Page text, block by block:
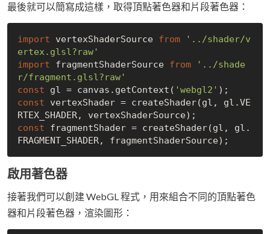
最後就可以簡寫成這樣，取得頂點著色器和片段著色器：
import vertexShaderSource from
'../shader/v
ertex.glsl?raw'
import fragmentShaderSource from
'../shade
r/fragment.glsl?raw'
const gl = canvas.getContext( 'webgl2'
const vertexShader = createShader(gl, gl.VE
const fragmentShader = createShader(gl, gl.
啟用著色器
接著我們可以創建 WebGL 程式，用來組合不同的頂點著色
器和片段著色器，渲染圖形：